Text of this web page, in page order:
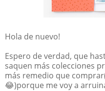
Hola de nuevo!
Espero de verdad, que
saquen más colecciones
más remedio que
😂)porque me voy a